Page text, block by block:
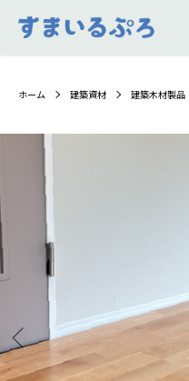
ホーム 建築資材 建築木材製品